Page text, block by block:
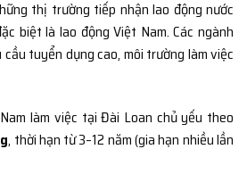
thị trường tiếp nhận lao động nước
biệt là lao động Việt Nam. Các ngành
tuyển dụng cao, môi trường làm việc
làm việc tại Đài Loan chủ yếu theo
, thời hạn từ 3–12 năm (gia hạn nhiều lần